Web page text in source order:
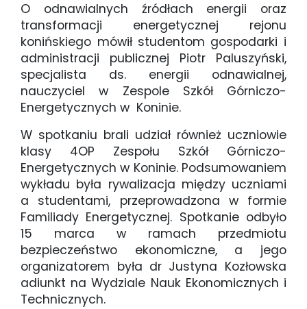
O odnawialnych źródłach energii oraz
transformacji energetycznej rejonu
konińskiego mówił studentom gospodarki i
administracji publicznej Piotr Paluszyński,
specjalista ds. energii odnawialnej,
nauczyciel w Zespole Szkół Górniczo-
Energetycznych w Koninie.
W spotkaniu brali udział również uczniowie
klasy 4OP Zespołu Szkół Górniczo-
Energetycznych w Koninie. Podsumowaniem
wykładu była rywalizacja między uczniami
a studentami, przeprowadzona w formie
Familiady Energetycznej. Spotkanie odbyło
15 marca w ramach przedmiotu
bezpieczeństwo ekonomiczne, a jego
organizatorem była dr Justyna Kozłowska
adiunkt na Wydziale Nauk Ekonomicznych i
Technicznych.